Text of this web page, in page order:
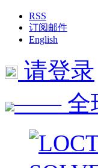
RSS
订阅邮件
English
请登录
—— 全